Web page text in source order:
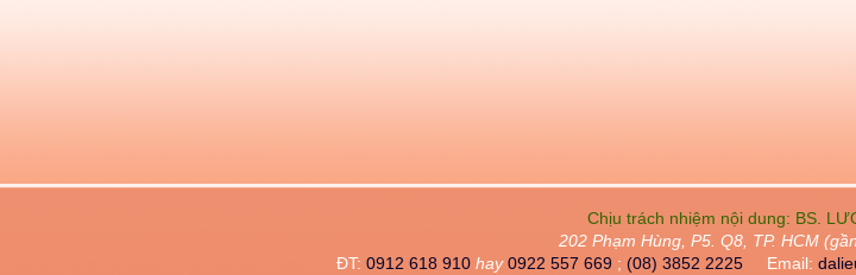
Chịu trách nhiệm nội dung: BS.
202 Phạm Hùng, P5. Q8, TP. HCM
ĐT: 0912 618 910 hay 0922 557 669; (08) 3852 2225Email: